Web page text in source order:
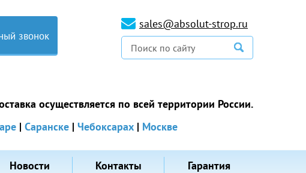
звонок
sales@absolut-strop.ru
осуществляется по всей территории России.
| Саранске| Чебоксарах| Москве
Новости Контакты Гарантия